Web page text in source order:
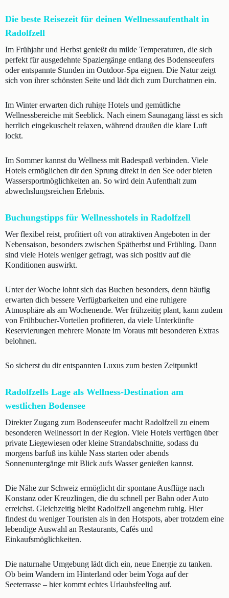
Die beste Reisezeit für deinen Wellnessaufenthalt in
Radolfzell
Im Frühjahr und Herbst genießt du milde Temperaturen, die sich
perfekt für ausgedehnte Spaziergänge entlang des Bodenseeufers
oder entspannte Stunden im Outdoor-Spa eignen. Die Natur zeigt
sich von ihrer schönsten Seite und lädt dich zum Durchatmen ein.
Im Winter erwarten dich ruhige Hotels und gemütliche
Wellnessbereiche mit Seeblick. Nach einem Saunagang lässt es sich
herrlich eingekuschelt relaxen, während draußen die klare Luft
lockt.
Im Sommer kannst du Wellness mit Badespaß verbinden. Viele
Hotels ermöglichen dir den Sprung direkt in den See oder bieten
Wassersportmöglichkeiten an. So wird dein Aufenthalt zum
abwechslungsreichen Erlebnis.
Buchungstipps für Wellnesshotels in Radolfzell
Wer flexibel reist, profitiert oft von attraktiven Angeboten in der
Nebensaison, besonders zwischen Spätherbst und Frühling. Dann
sind viele Hotels weniger gefragt, was sich positiv auf die
Konditionen auswirkt.
Unter der Woche lohnt sich das Buchen besonders, denn häufig
erwarten dich bessere Verfügbarkeiten und eine ruhigere
Atmosphäre als am Wochenende. Wer frühzeitig plant, kann zudem
von Frühbucher-Vorteilen profitieren, da viele Unterkünfte
Reservierungen mehrere Monate im Voraus mit besonderen Extras
belohnen.
So sicherst du dir entspannten Luxus zum besten Zeitpunkt!
Radolfzells Lage als Wellness-Destination am
westlichen Bodensee
Direkter Zugang zum Bodenseeufer macht Radolfzell zu einem
besonderen Wellnessort in der Region. Viele Hotels verfügen über
private Liegewiesen oder kleine Strandabschnitte, sodass du
morgens barfuß ins kühle Nass starten oder abends
Sonnenuntergänge mit Blick aufs Wasser genießen kannst.
Die Nähe zur Schweiz ermöglicht dir spontane Ausflüge nach
Konstanz oder Kreuzlingen, die du schnell per Bahn oder Auto
erreichst. Gleichzeitig bleibt Radolfzell angenehm ruhig. Hier
findest du weniger Touristen als in den Hotspots, aber trotzdem eine
lebendige Auswahl an Restaurants, Cafés und
Einkaufsmöglichkeiten.
Die naturnahe Umgebung lädt dich ein, neue Energie zu tanken.
Ob beim Wandern im Hinterland oder beim Yoga auf der
Seeterrasse – hier kommt echtes Urlaubsfeeling auf.